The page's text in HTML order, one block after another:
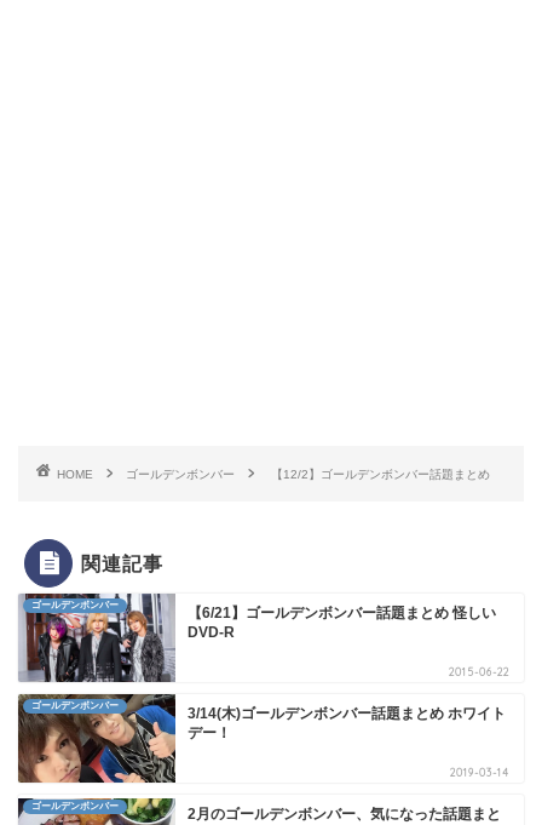
HOME ゴールデンボンバー 【12/2】ゴールデンボンバー話題まとめ
関連記事
ゴールデンボンバー
【6/21】ゴールデンボンバー話題まとめ 怪しい
DVD-R
2015-06-22
ゴールデンボンバー
3/14(木)ゴールデンボンバー話題まとめ ホワイト
デー！
2019-03-14
ゴールデンボンバー
2月のゴールデンボンバー、気になった話題まと